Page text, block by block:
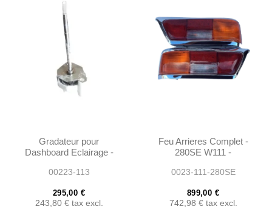
Gradateur pour
Dashboard Eclairage -
0005420725
00223-113
295,00 €
243,80 € tax excl.
Feu Arrieres Complet -
280SE W111 -
1138260256
0023-111-280SE
899,00 €
742,98 € tax excl.